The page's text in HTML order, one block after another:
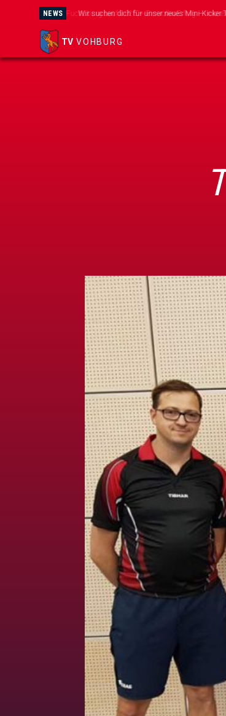
NEWS Wir suchen dich für unser neues Mini-Kicker
TV VOHBURG